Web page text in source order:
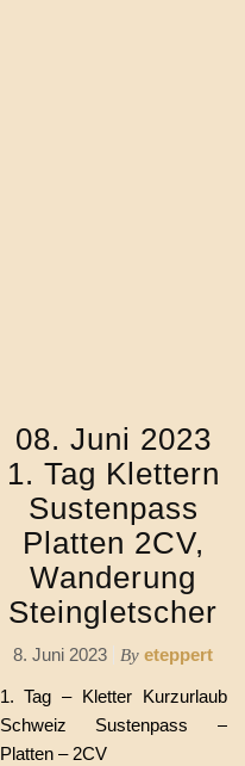
08. Juni 2023
1. Tag Klettern
Sustenpass
Platten 2CV,
Wanderung
Steingletscher
8. Juni 2023 By eteppert
1. Tag – Kletter Kurzurlaub
Schweiz Sustenpass –
Platten – 2CV